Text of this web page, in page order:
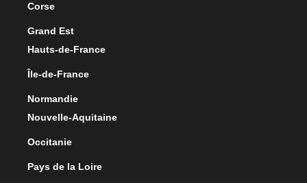
Corse
Grand Est
Hauts-de-France
Île-de-France
Normandie
Nouvelle-Aquitaine
Occitanie
Pays de la Loire